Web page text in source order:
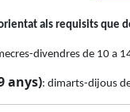
als requisits que
divendres de 10 a
anys): dimarts-dijous